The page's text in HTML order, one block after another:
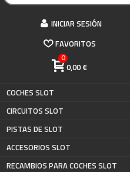
INICIAR SESIÓN
FAVORITOS
0
0,00 €
COCHES SLOT
CIRCUITOS SLOT
PISTAS DE SLOT
ACCESORIOS SLOT
RECAMBIOS PARA COCHES SLOT